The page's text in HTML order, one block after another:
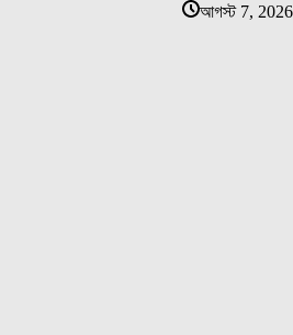
আগস্ট 7, 2026